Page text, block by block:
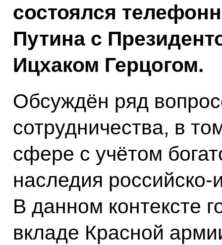
состоялся
Путина с
Ицхаком Герцогом.
Обсуждён ряд
сотрудничества, в
сфере с учётом
наследия
В данном контексте
вкладе Красной